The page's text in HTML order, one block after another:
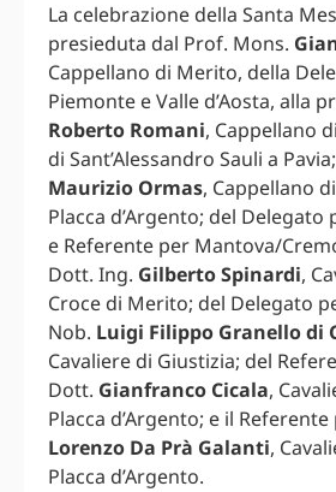
La celebrazione della Santa
presieduta dal Prof. Mons.
Cappellano di Merito, della
Piemonte e Valle d’Aosta, alla
Roberto Romani, Cappellano
di Sant’Alessandro Sauli a
Maurizio Ormas, Cappellano
Placca d’Argento; del
e Referente per Mantova/
Dott. Ing. Gilberto Spinardi,
Croce di Merito; del Delegato
Nob. Luigi Filippo Granello di
Cavaliere di Giustizia; del
Dott. Gianfranco Cicala,
Placca d’Argento; e il Referente
Lorenzo Da Prà Galanti,
Placca d’Argento.